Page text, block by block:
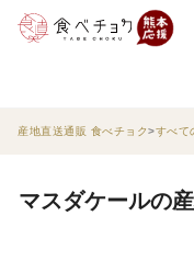
産地直送通販 食べチョク すべて
マスダケールの